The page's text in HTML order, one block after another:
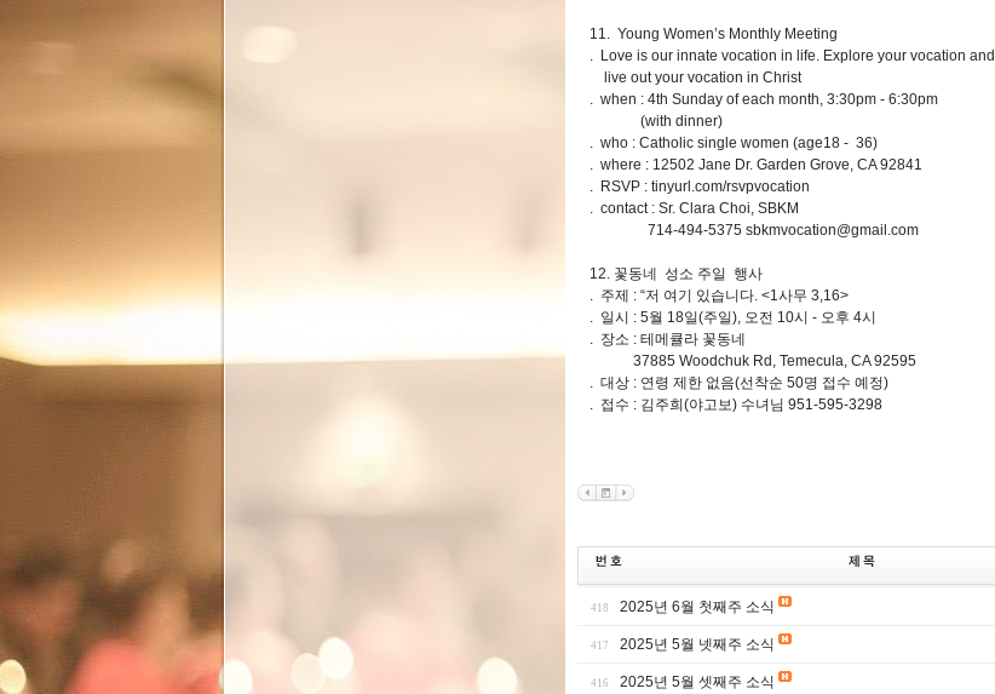
11. Young Women’s Monthly Meeting
. Love is our innate vocation in life. Explore your vocation and
live out your vocation in Christ
. when : 4th Sunday of each month, 3:30pm - 6:30pm
(with dinner)
. who : Catholic single women (age18 - 36)
. where : 12502 Jane Dr. Garden Grove, CA 92841
. RSVP : tinyurl.com/rsvpvocation
. contact : Sr. Clara Choi, SBKM
714-494-5375 sbkmvocation@gmail.com
12. 꽃동네 성소 주일 행사
. 주제 : “저 여기 있습니다. <1사무 3,16>
. 일시 : 5월 18일(주일), 오전 10시 - 오후 4시
. 장소 : 테메큘라 꽃동네
37885 Woodchuk Rd, Temecula, CA 92595
. 대상 : 연령 제한 없음(선착순 50명 접수 예정)
. 접수 : 김주희(야고보) 수녀님 951-595-3298
418 2025년 6월 첫째주 소식
417 2025년 5월 넷째주 소식
416 2025년 5월 셋째주 소식